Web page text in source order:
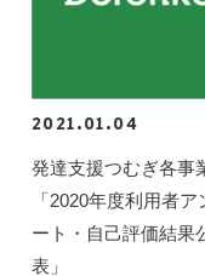
2021.01.04
発達支援つむぎ各事
「2020年度利用者ア
ート・自己評価結果
表」